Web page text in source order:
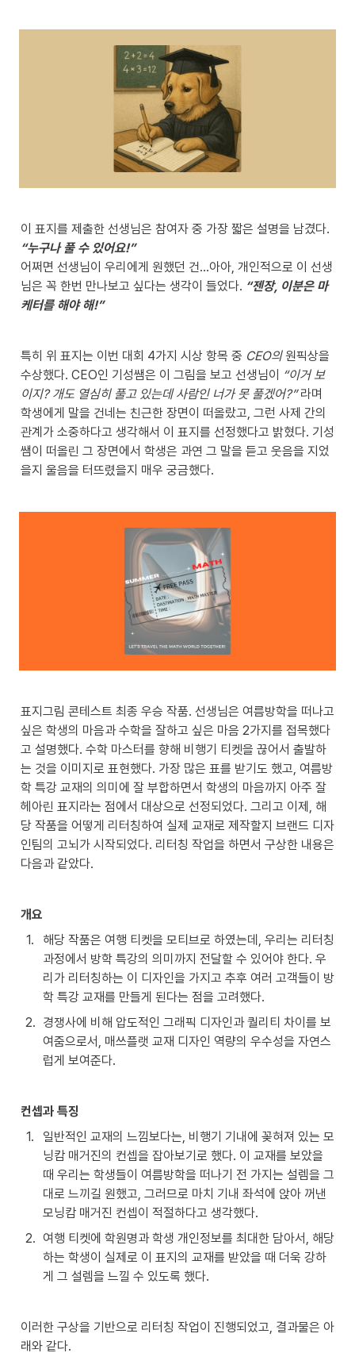
어쩌면 선생님이 우리에게 원했던 건…아아, 개인적으로 이 선생
님은 꼭 한번 만나보고 싶다는 생각이 들었다. “젠장, 이분은 마
케터를 해야 해!”
특히 위 표지는 이번 대회 4가지 시상 항목 중 CEO의 원픽상을
수상했다. CEO인 기성쌤은 이 그림을 보고 선생님이
“이거 보
이지? 개도 열심히 풀고 있는데 사람인 너가 못 풀겠어?” 라며
학생에게 말을 건네는 친근한 장면이 떠올랐고, 그런 사제 간의
관계가 소중하다고 생각해서 이 표지를 선정했다고 밝혔다. 기성
쌤이 떠올린 그 장면에서 학생은 과연 그 말을 듣고 웃음을 지었
을지 울음을 터뜨렸을지 매우 궁금했다.
표지그림 콘테스트 최종 우승 작품. 선생님은 여름방학을 떠나고
싶은 학생의 마음과 수학을 잘하고 싶은 마음 2가지를 접목했다
고 설명했다. 수학 마스터를 향해 비행기 티켓을 끊어서 출발하
는 것을 이미지로 표현했다. 가장 많은 표를 받기도 했고, 여름방
학 특강 교재의 의미에 잘 부합하면서 학생의 마음까지 아주 잘
헤아린 표지라는 점에서 대상으로 선정되었다. 그리고 이제, 해
당 작품을 어떻게 리터칭하여 실제 교재로 제작할지 브랜드 디자
인팀의 고뇌가 시작되었다. 리터칭 작업을 하면서 구상한 내용은
다음과 같았다.
개요
1.
해당 작품은 여행 티켓을 모티브로 하였는데, 우리는 리터칭
과정에서 방학 특강의 의미까지 전달할 수 있어야 한다. 우
리가 리터칭하는 이 디자인을 가지고 추후 여러 고객들이 방
학 특강 교재를 만들게 된다는 점을 고려했다.
2. 경쟁사에 비해 압도적인 그래픽 디자인과 퀄리티 차이를 보
여줌으로서, 매쓰플랫 교재 디자인 역량의 우수성을 자연스
럽게 보여준다.
컨셉과 특징
1.
일반적인 교재의 느낌보다는, 비행기 기내에 꽂혀져 있는 모
닝캄 매거진의 컨셉을 잡아보기로 했다. 이 교재를 보았을
때 우리는 학생들이 여름방학을 떠나기 전 가지는 설렘을 그
대로 느끼길 원했고, 그러므로 마치 기내 좌석에 앉아 꺼낸
모닝캄 매거진 컨셉이 적절하다고 생각했다.
2. 여행 티켓에 학원명과 학생 개인정보를 최대한 담아서, 해당
하는 학생이 실제로 이 표지의 교재를 받았을 때 더욱 강하
게 그 설렘을 느낄 수 있도록 했다.
이러한 구상을 기반으로 리터칭 작업이 진행되었고, 결과물은 아
래와 같다.